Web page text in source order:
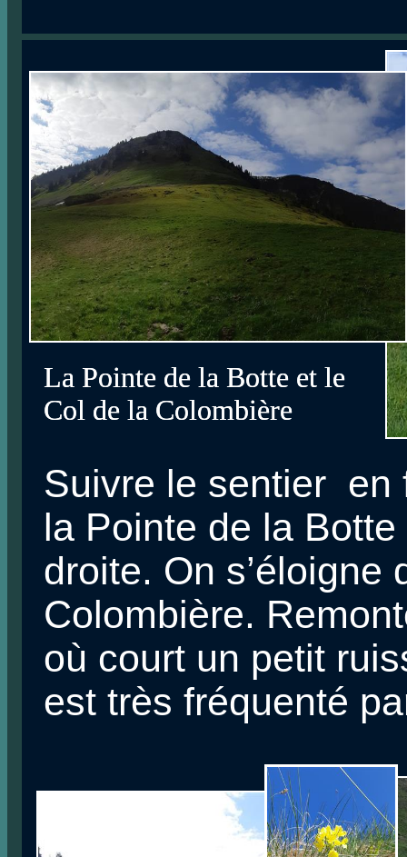
Suivre le sentier en
la Pointe de la
droite. On s’éloigne
Colombière.
où court un petit
est très fréquenté
La Pointe de la Botte et le
Col de la Colombière
La Pointe de la Botte et le
Col de la Colombière